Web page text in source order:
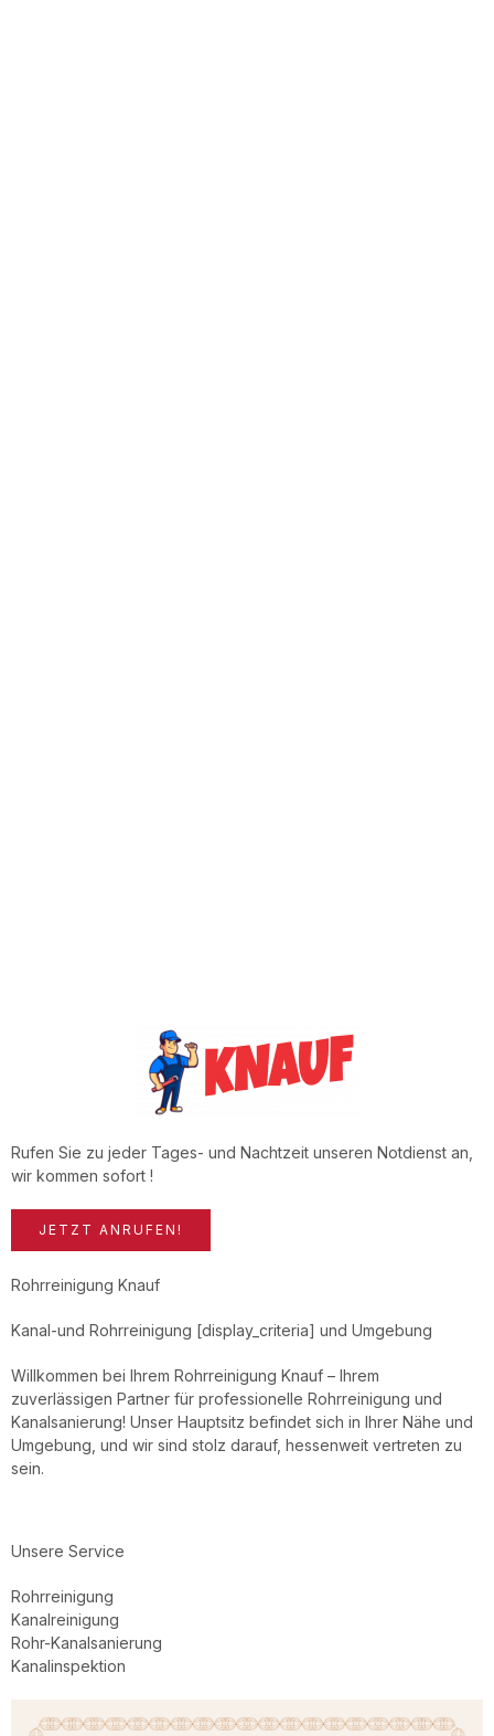
Rufen Sie zu jeder Tages- und Nachtzeit unseren Notdienst an,
wir kommen sofort !
JETZT ANRUFEN!
Rohrreinigung Knauf
Kanal-und Rohrreinigung [display_criteria] und Umgebung
Willkommen bei Ihrem Rohrreinigung Knauf – Ihrem
zuverlässigen Partner für professionelle Rohrreinigung und
Kanalsanierung! Unser Hauptsitz befindet sich in Ihrer Nähe und
Umgebung, und wir sind stolz darauf, hessenweit vertreten zu
sein.
Unsere Service
Rohrreinigung
Kanalreinigung
Rohr-Kanalsanierung
Kanalinspektion